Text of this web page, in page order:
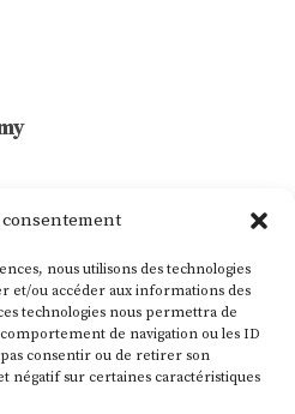
nous utilisons des technologies
et/ou accéder aux informations des
technologies nous permettra de
de navigation ou les ID
consentir ou de retirer son
négatif sur certaines caractéristiques